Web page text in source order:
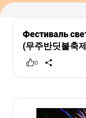
Фестиваль
(무주반딧불축
0